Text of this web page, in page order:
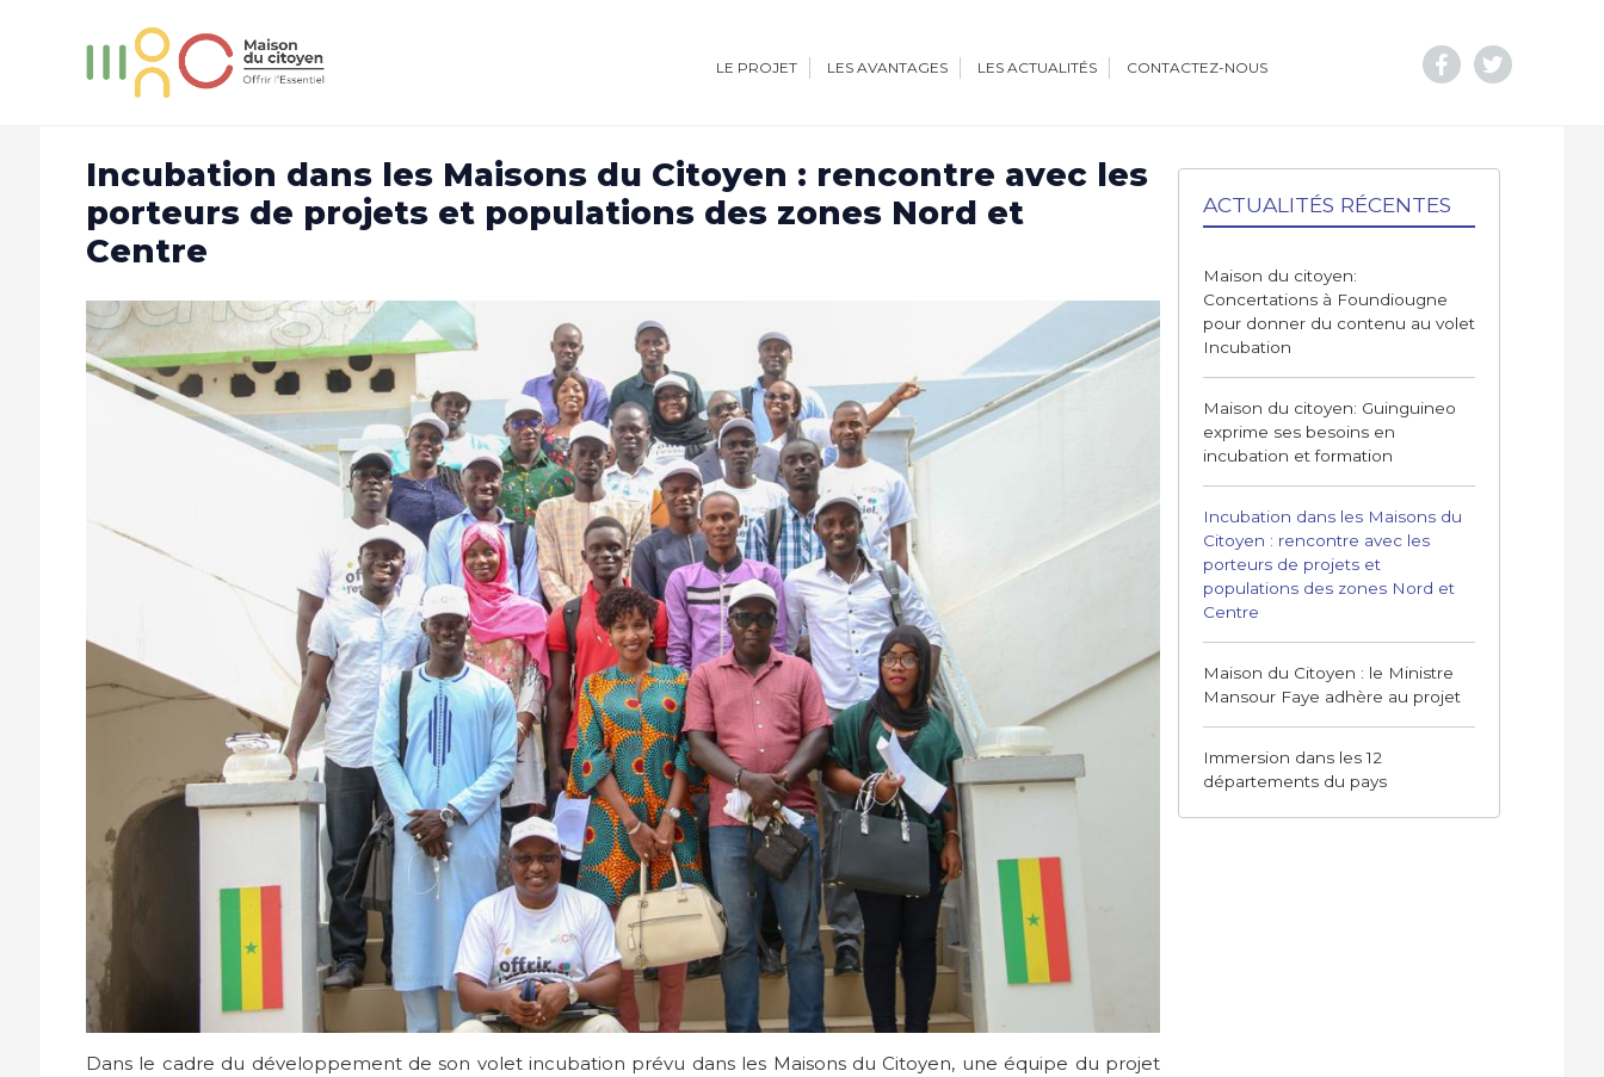
LE PROJET LES AVANTAGES LES ACTUALITÉS CONTACTEZ-NOUS
Incubation dans les Maisons du Citoyen : rencontre avec les
porteurs de projets et populations des zones Nord et
Centre
Dans le cadre du développement de son volet incubation prévu dans les Maisons du Citoyen, une équipe du projet
ACTUALITÉS RÉCENTES
Maison du citoyen:
Concertations à Foundiougne
pour donner du contenu au volet
Incubation
Maison du citoyen: Guinguineo
exprime ses besoins en
incubation et formation
Incubation dans les Maisons du
Citoyen : rencontre avec les
porteurs de projets et
populations des zones Nord et
Centre
Maison du Citoyen : le Ministre
Mansour Faye adhère au projet
Immersion dans les 12
départements du pays